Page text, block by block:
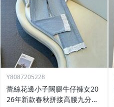
Y8087205228
蕾絲花邊小子闊腿牛仔褲女20
26年新款春秋拼接高腰九分直